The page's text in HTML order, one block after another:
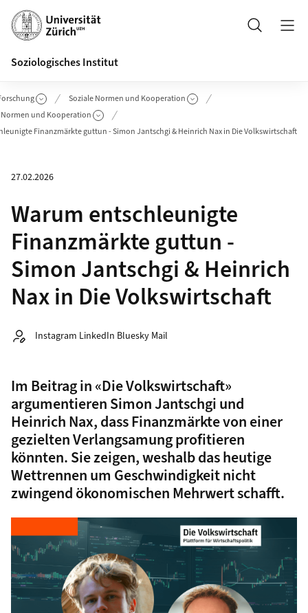
Header
Suche
Soziologisches Institut
Soziale Normen und Kooperation
Normen und Kooperation
Finanzmärkte guttun - Simon Jantschgi & Heinrich Nax in Die Volkswirtschaft
27.02.2026
Warum entschleunigte
Finanzmärkte guttun -
Simon Jantschgi & Heinrich
Nax in Die Volkswirtschaft
Autor:
Instagram LinkedIn Bluesky Mail
Im Beitrag in «Die Volkswirtschaft»
argumentieren Simon Jantschgi und
Heinrich Nax, dass Finanzmärkte von einer
gezielten Verlangsamung profitieren
könnten. Sie zeigen, weshalb das heutige
Wettrennen um Geschwindigkeit nicht
zwingend ökonomischen Mehrwert schafft.